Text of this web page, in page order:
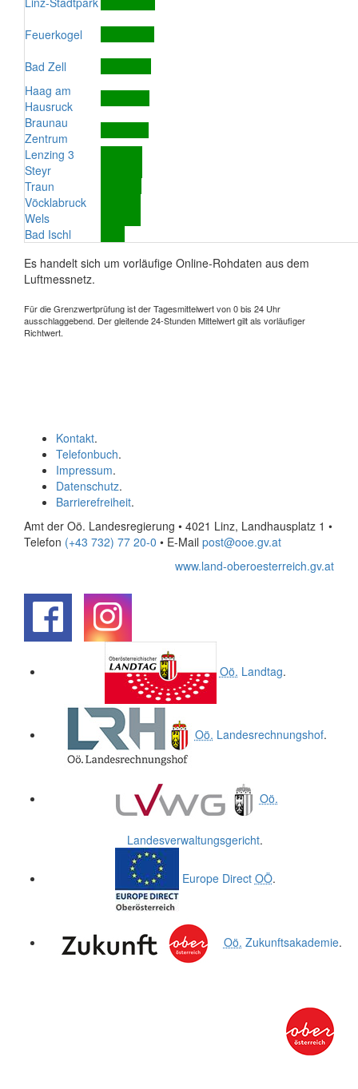
Feuerkogel
Bad Zell
Haag am
Hausruck
Braunau
Zentrum
Lenzing 3
Steyr
Traun
Vöcklabruck
Wels
Bad Ischl
Es handelt sich um vorläufige Online-Rohdaten aus dem
Luftmessnetz.
Für die Grenzwertprüfung ist der Tagesmittelwert von 0 bis 24 Uhr
ausschlaggebend. Der gleitende 24-Stunden Mittelwert gilt als vorläufiger
Richtwert.
Kontakt.
Telefonbuch.
Impressum.
Datenschutz.
Barrierefreiheit.
Amt der Oö. Landesregierung • 4021 Linz, Landhausplatz 1 •
Telefon (+43 732) 77 20-0 • E-Mail post@ooe.gv.at
www.land-oberoesterreich.gv.at
Oö. Landtag.
Oö. Landesrechnungshof.
Oö.
Landesverwaltungsgericht.
Europe Direct OÖ.
Oö. Zukunftsakademie.